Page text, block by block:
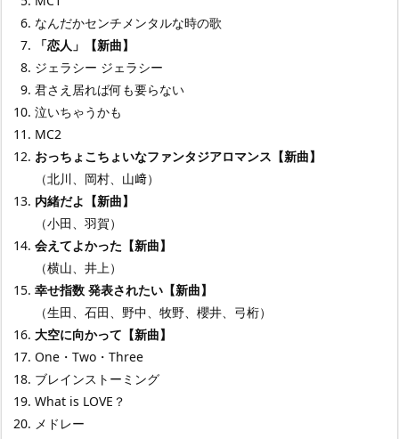
なんだかセンチメンタルな時の歌
「恋人」【新曲】
ジェラシー ジェラシー
君さえ居れば何も要らない
泣いちゃうかも
MC2
おっちょこちょいなファンタジアロマンス【新曲】
（北川、岡村、山﨑）
内緒だよ【新曲】
（小田、羽賀）
会えてよかった【新曲】
（横山、井上）
幸せ指数 発表されたい【新曲】
（生田、石田、野中、牧野、櫻井、弓桁）
大空に向かって【新曲】
One・Two・Three
ブレインストーミング
What is LOVE？
メドレー